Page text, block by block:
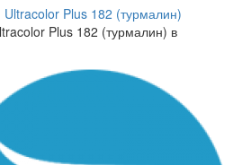
Plus 182 (турмалин) в